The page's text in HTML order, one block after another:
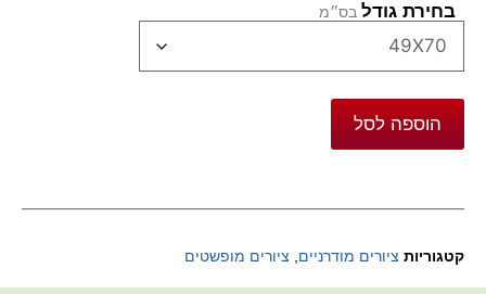
בחירת גודל
הוספה לסל
קטגוריות ציורים מודרניים, ציורים מופשטים